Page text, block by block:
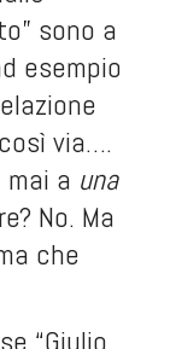
sono a
esempio
via….
mai a una
No. Ma
che
“Giulio